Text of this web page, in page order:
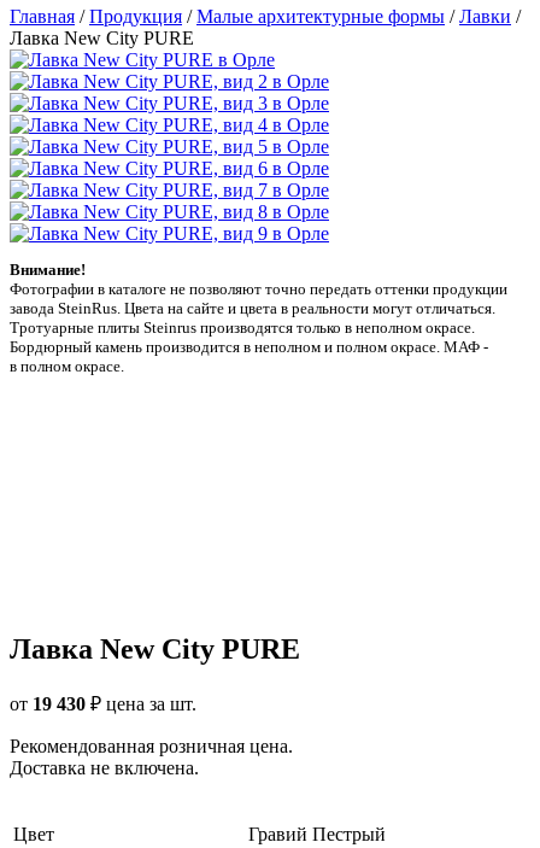
Главная /Продукция /Малые архитектурные формы /Лавки /
Лавка New City PURE
Внимание!
Фотографии в каталоге не позволяют точно передать оттенки продукции
заводa SteinRus. Цвета на сайте и цвета в реальности могут отличаться.
Тротуарные плиты Steinrus производятся только в неполном окрасе.
Бордюрный камень производится в неполном и полном окрасе. МАФ -
в полном окрасе.
Лавка New City PURE
от 19 430 ₽ цена за шт.
Рекомендованная розничная цена.
Доставка не включена.
Цвет
Гравий Пестрый